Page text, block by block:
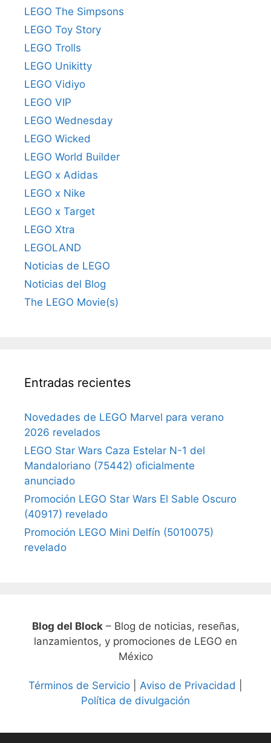
LEGO The Simpsons
LEGO Toy Story
LEGO Trolls
LEGO Unikitty
LEGO Vidiyo
LEGO VIP
LEGO Wednesday
LEGO Wicked
LEGO World Builder
LEGO x Adidas
LEGO x Nike
LEGO x Target
LEGO Xtra
LEGOLAND
Noticias de LEGO
Noticias del Blog
The LEGO Movie(s)
Entradas recientes
Novedades de LEGO Marvel para verano
2026 revelados
LEGO Star Wars Caza Estelar N-1 del
Mandaloriano (75442) oficialmente
anunciado
Promoción LEGO Star Wars El Sable Oscuro
(40917) revelado
Promoción LEGO Mini Delfín (5010075)
revelado
Blog del Block– Blog de noticias, reseñas,
lanzamientos, y promociones de LEGO en
México
Términos de Servicio Aviso de Privacidad
Política de divulgación